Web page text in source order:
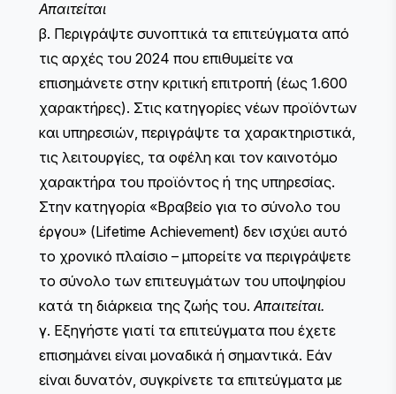
Απαιτείται
β. Περιγράψτε συνοπτικά τα επιτεύγματα από
τις αρχές του 2024 που επιθυμείτε να
επισημάνετε στην κριτική επιτροπή (έως 1.600
χαρακτήρες). ​​Στις κατηγορίες νέων προϊόντων
και υπηρεσιών, περιγράψτε τα χαρακτηριστικά,
τις λειτουργίες, τα οφέλη και τον καινοτόμο
χαρακτήρα του προϊόντος ή της υπηρεσίας.
Στην κατηγορία «Βραβείο για το σύνολο του
έργου» (Lifetime Achievement) δεν ισχύει αυτό
το χρονικό πλαίσιο – μπορείτε να περιγράψετε
το σύνολο των επιτευγμάτων του υποψηφίου
κατά τη διάρκεια της ζωής του.Απαιτείται.
γ. Εξηγήστε γιατί τα επιτεύγματα που έχετε
επισημάνει είναι μοναδικά ή σημαντικά. Εάν
είναι δυνατόν, συγκρίνετε τα επιτεύγματα με